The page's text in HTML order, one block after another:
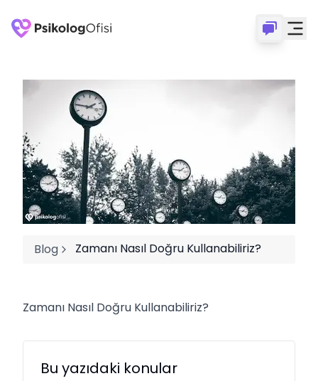
Blog Zamanı Nasıl Doğru Kullanabiliriz?
Zamanı Nasıl Doğru Kullanabiliriz?
Bu yazıdaki konular